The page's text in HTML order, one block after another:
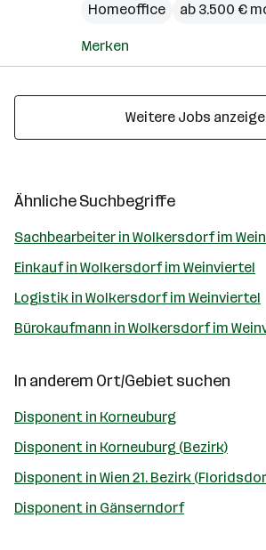
Homeoffice
ab 3.500 €
Merken
Weitere Jobs
Ähnliche Suchbegriffe
Sachbearbeiter in Wolkersdorf im
Einkauf in Wolkersdorf im Weinviertel
Logistik in Wolkersdorf im Weinviertel
Bürokaufmann in Wolkersdorf im
In anderem Ort/Gebiet suchen
Disponent in Korneuburg
Disponent in Korneuburg (Bezirk)
Disponent in Wien 21. Bezirk
Disponent in Gänserndorf